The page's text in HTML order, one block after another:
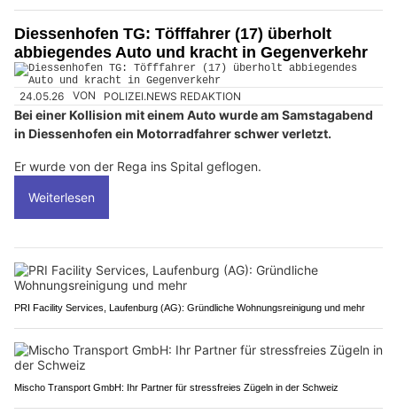
Diessenhofen TG: Töfffahrer (17) überholt
abbiegendes Auto und kracht in Gegenverkehr
24.05.26 VON POLIZEI.NEWS REDAKTION
Bei einer Kollision mit einem Auto wurde am Samstagabend
in Diessenhofen ein Motorradfahrer schwer verletzt.
Er wurde von der Rega ins Spital geflogen.
Weiterlesen
PRI Facility Services, Laufenburg (AG): Gründliche Wohnungsreinigung und mehr
Mischo Transport GmbH: Ihr Partner für stressfreies Zügeln in der Schweiz